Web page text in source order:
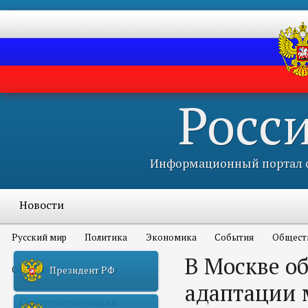
Информационный портал
Новости
Русский мир Политика Экономика События
Объявления и конкурсы
Соотечественники
Президент РФ
В Москве
адаптации